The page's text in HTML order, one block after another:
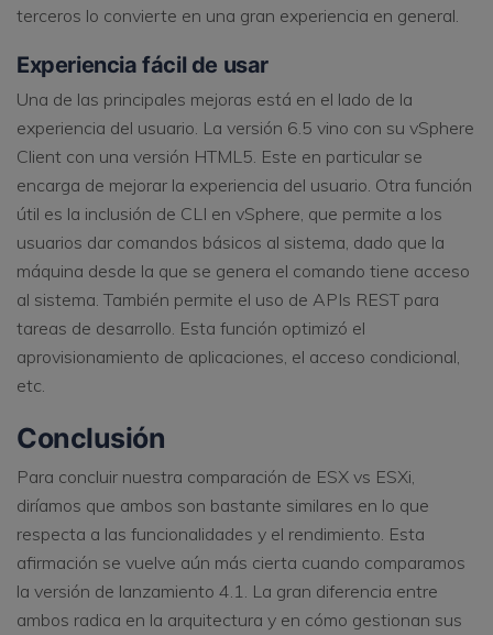
terceros lo convierte en una gran experiencia en general.
Experiencia fácil de usar
Una de las principales mejoras está en el lado de la
experiencia del usuario. La versión 6.5 vino con su vSphere
Client con una versión HTML5. Este en particular se
encarga de mejorar la experiencia del usuario. Otra función
útil es la inclusión de CLI en vSphere, que permite a los
usuarios dar comandos básicos al sistema, dado que la
máquina desde la que se genera el comando tiene acceso
al sistema. También permite el uso de APIs REST para
tareas de desarrollo. Esta función optimizó el
aprovisionamiento de aplicaciones, el acceso condicional,
etc.
Conclusión
Para concluir nuestra comparación de ESX vs ESXi,
diríamos que ambos son bastante similares en lo que
respecta a las funcionalidades y el rendimiento. Esta
afirmación se vuelve aún más cierta cuando comparamos
la versión de lanzamiento 4.1. La gran diferencia entre
ambos radica en la arquitectura y en cómo gestionan sus